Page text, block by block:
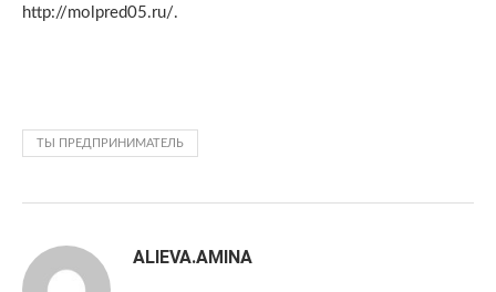
http://molpred05.ru/.
ТЫ ПРЕДПРИНИМАТЕЛЬ
ALIEVA.AMINA